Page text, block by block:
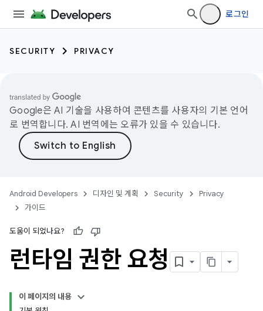
로그인
SECURITY PRIVACY
Google은 AI 기술을 사용하여 콘텐츠를 사용자의 기본 언어
로 번역합니다. AI 번역에는 오류가 있을 수 있습니다.
Android Developers 디자인 및 계획 Security
Privacy
가이드
도움이 되었나요?
런타임 권한 요청
이 페이지의 내용